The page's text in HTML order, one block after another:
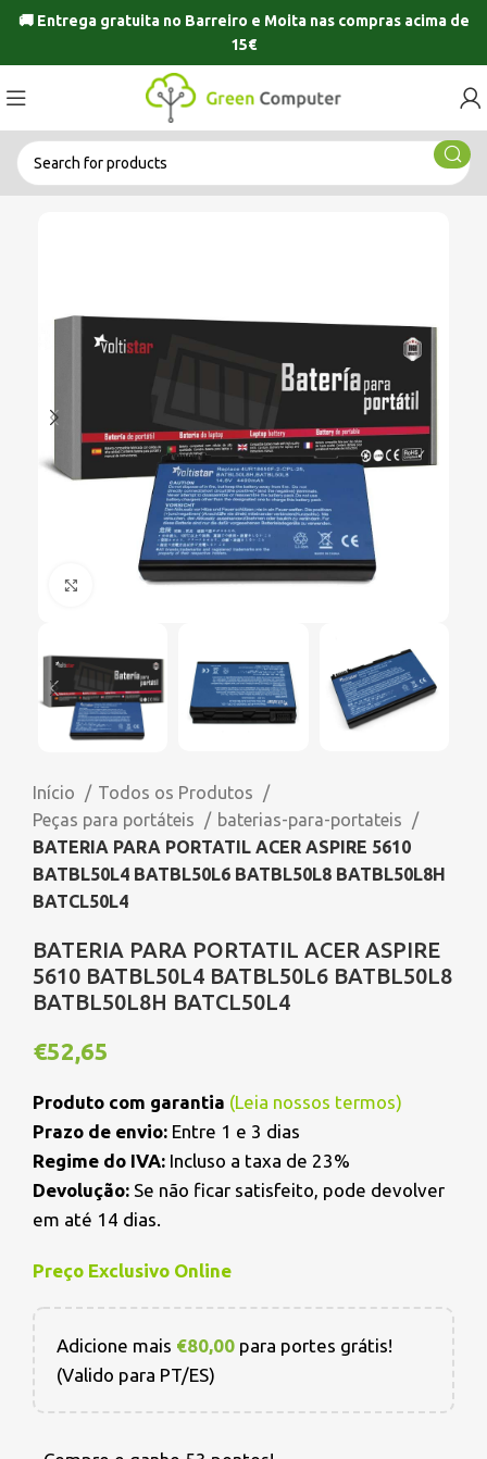
🚚 Entrega gratuita no Barreiro e Moitanas compras acima de
15€
Click to enlarge
Início
Todos os Produtos
Peças para portáteis
baterias-para-portateis
BATERIA PARA PORTATIL ACER ASPIRE 5610
BATBL50L4 BATBL50L6 BATBL50L8 BATBL50L8H
BATCL50L4
BATERIA PARA PORTATIL ACER ASPIRE
5610 BATBL50L4 BATBL50L6 BATBL50L8
BATBL50L8H BATCL50L4
€52,65
Produto com garantia (Leia nossos termos)
Prazo de envio: Entre 1 e 3 dias
Regime do IVA: Incluso a taxa de 23%
Devolução: Se não ficar satisfeito, pode devolver
em até 14 dias.
Preço Exclusivo Online
Adicione mais €80,00 para portes grátis!
(Valido para PT/ES)